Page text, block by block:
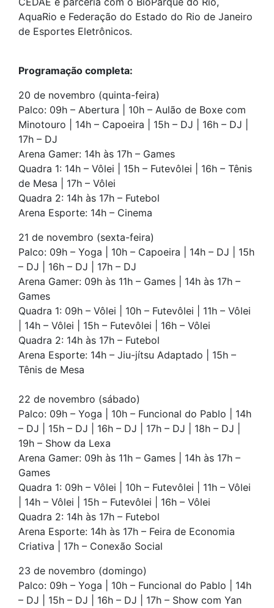
AquaRio e Federação do Estado do Rio de Janeiro
de Esportes Eletrônicos.
Programação completa:
20 de novembro (quinta-feira)
Palco: 09h – Abertura | 10h – Aulão de Boxe com
Minotouro | 14h – Capoeira | 15h – DJ | 16h – DJ |
17h – DJ
Arena Gamer: 14h às 17h – Games
Quadra 1: 14h – Vôlei | 15h – Futevôlei | 16h – Tênis
de Mesa | 17h – Vôlei
Quadra 2: 14h às 17h – Futebol
Arena Esporte: 14h – Cinema
21 de novembro (sexta-feira)
Palco: 09h – Yoga | 10h – Capoeira | 14h – DJ | 15h
– DJ | 16h – DJ | 17h – DJ
Arena Gamer: 09h às 11h – Games | 14h às 17h –
Games
Quadra 1: 09h – Vôlei | 10h – Futevôlei | 11h – Vôlei
| 14h – Vôlei | 15h – Futevôlei | 16h – Vôlei
Quadra 2: 14h às 17h – Futebol
Arena Esporte: 14h – Jiu-jítsu Adaptado | 15h –
Tênis de Mesa
22 de novembro (sábado)
Palco: 09h – Yoga | 10h – Funcional do Pablo | 14h
– DJ | 15h – DJ | 16h – DJ | 17h – DJ | 18h – DJ |
19h – Show da Lexa
Arena Gamer: 09h às 11h – Games | 14h às 17h –
Games
Quadra 1: 09h – Vôlei | 10h – Futevôlei | 11h – Vôlei
| 14h – Vôlei | 15h – Futevôlei | 16h – Vôlei
Quadra 2: 14h às 17h – Futebol
Arena Esporte: 14h às 17h – Feira de Economia
Criativa | 17h – Conexão Social
23 de novembro (domingo)
Palco: 09h – Yoga | 10h – Funcional do Pablo | 14h
– DJ | 15h – DJ | 16h – DJ | 17h – Show com Yan